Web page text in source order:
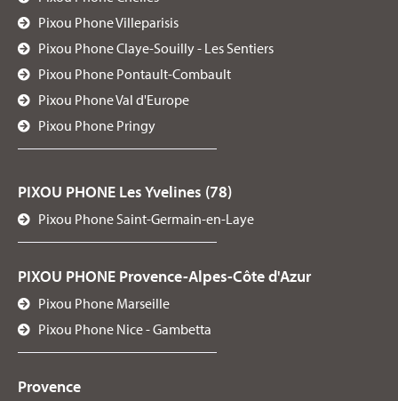
01 40 88 00 22
Visitez la page du centre
PIXOU PHONE - NICE
138 Boulevard Gambetta, 06100, Nice, France
Visitez la page du centre
PIXOU PHONE - NOGENT-SUR-MARNE
8 Bd Gallieni, 94130, NOGENT-SUR-MARNE, France
Visitez la page du centre
Pixou Phone Villeparisis
Pixou Phone Claye-Souilly - Les Sentiers
Pixou Phone Pontault-Combault
Pixou Phone Val d'Europe
Pixou Phone Pringy
PIXOU PHONE Les Yvelines (78)
Pixou Phone Saint-Germain-en-Laye
PIXOU PHONE Provence-Alpes-Côte d'Azur
Pixou Phone Marseille
Pixou Phone Nice - Gambetta
Provence